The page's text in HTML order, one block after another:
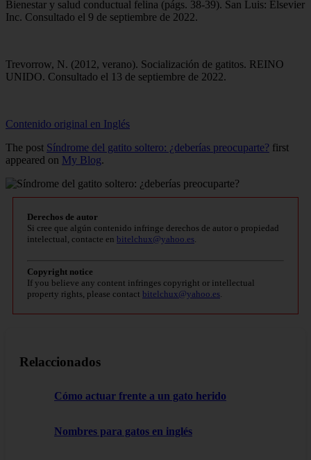
Bienestar y salud conductual felina (págs. 38-39). San Luis: Elsevier
Inc. Consultado el 9 de septiembre de 2022.
Trevorrow, N. (2012, verano). Socialización de gatitos. REINO
UNIDO. Consultado el 13 de septiembre de 2022.
Contenido original en Inglés
The post Síndrome del gatito soltero: ¿deberías preocuparte? first
appeared on My Blog.
Derechos de autor
Si cree que algún contenido infringe derechos de autor o propiedad
intelectual, contacte en bitelchux@yahoo.es
Copyright notice
If you believe any content infringes copyright or intellectual
property rights, please contact bitelchux@yahoo.es
Relaccionados
Cómo actuar frente a un gato herido
Nombres para gatos en inglés